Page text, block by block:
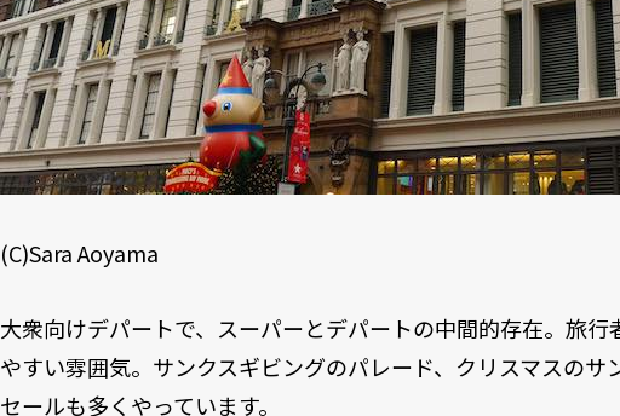
(C)Sara Aoyama
大衆向けデパートで、スーパーとデパートの中間的存在。旅行
やすい雰囲気。サンクスギビングのパレード、クリスマスのサ
セールも多くやっています。